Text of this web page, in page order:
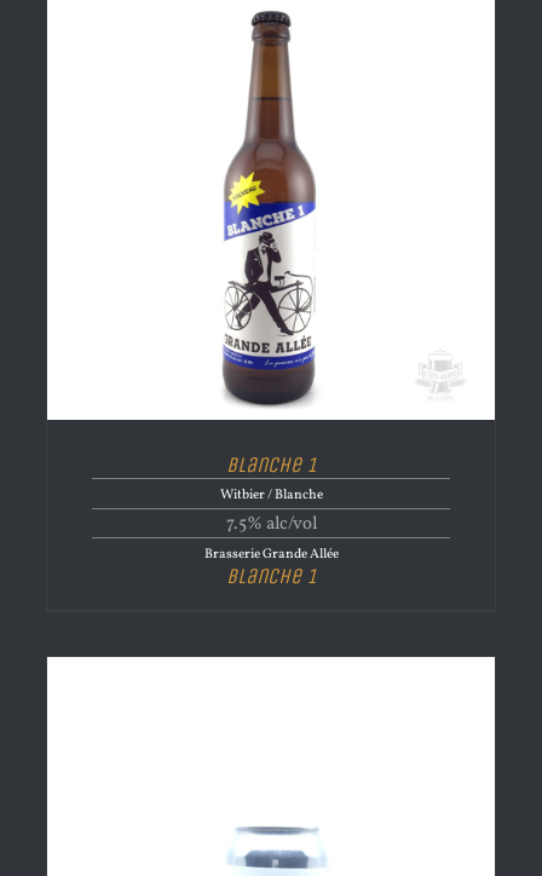
Blanche 1
Witbier / Blanche
7.5% alc/vol
Brasserie Grande Allée
Blanche 1